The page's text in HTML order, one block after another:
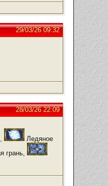
29/03/26 09:32
28/03/26 22:09
Ледяное
грань,